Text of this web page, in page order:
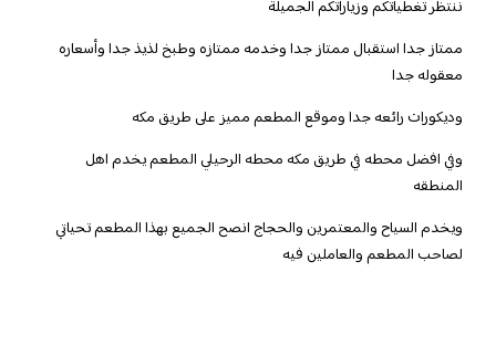
ننتظر تغطياتكم وزياراتكم الجميلة
ممتاز جدا استقبال ممتاز جدا وخدمه ممتازه وطبخ لذيذ جدا وأسعاره
معقوله جدا
وديكورات رائعه جدا وموقع المطعم مميز على طريق مكه
وفي افضل محطه في طريق مكه محطه الرحيلي المطعم يخدم اهل
المنطقه
ويخدم السياح والمعتمرين والحجاج انصح الجميع بهذا المطعم تحياتي
لصاحب المطعم والعاملين فيه